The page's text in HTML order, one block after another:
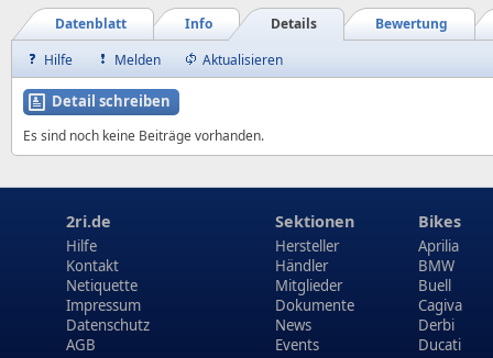
Bewertung
Details
Info
Datenblatt
Hilfe
Melden Aktualisieren
Detail schreiben
Es sind noch keine Beiträge vorhanden.
2ri.de
Hilfe
Kontakt
Netiquette
Impressum
Datenschutz
AGB
Sektionen
Hersteller
Händler
Mitglieder
Dokumente
News
Events
Bikes
Aprilia
BMW
Buell
Cagiva
Derbi
Ducati